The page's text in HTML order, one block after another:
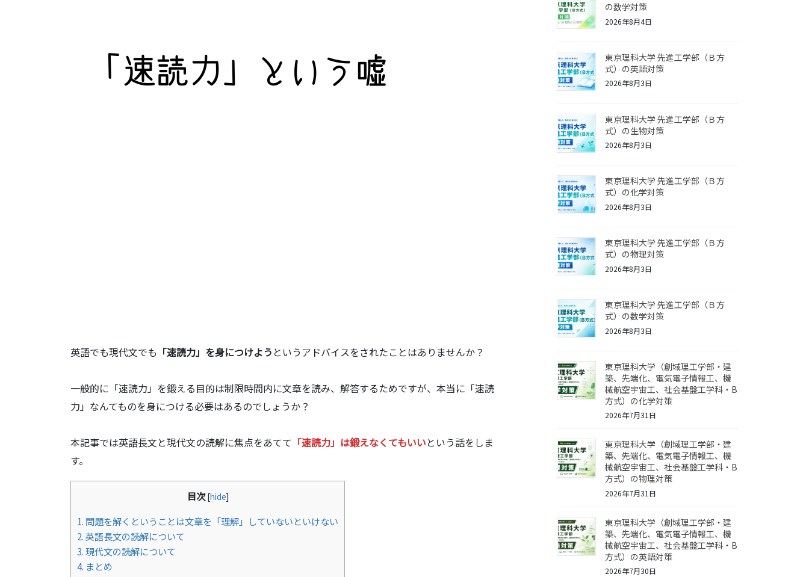
英語でも現代文でも 「速読力」を身につけよう というアドバイスをされたことはありませんか？
一般的に「速読力」を鍛える目的は制限時間内に文章を読み、解答するためですが、本当に「速読
力」なんてものを身につける必要はあるのでしょうか？
本記事では英語長文と現代文の読解に焦点をあてて 「速読力」は鍛えなくてもいいという話をしま
す。
目次 [hide]
1. 問題を解くということは文章を「理解」していないといけない
2.英語長文の読解について
3.現代文の読解について
4. まとめ
の数学対策
2026年8月4日
東京理科大学 先進工学部（Ｂ方
式）の英語対策
2026年8月3日
東京理科大学 先進工学部（Ｂ方
式）の生物対策
2026年8月3日
東京理科大学 先進工学部（Ｂ方
式）の化学対策
2026年8月3日
東京理科大学 先進工学部（Ｂ方
式）の物理対策
2026年8月3日
東京理科大学 先進工学部（Ｂ方
式）の数学対策
2026年8月3日
東京理科大学（創域理工学部・建
築、先端化、電気電子情報工、機
械航空宇宙工、社会基盤工学科・B
方式）の化学対策
2026年7月31日
東京理科大学（創域理工学部・建
築、先端化、電気電子情報工、機
械航空宇宙工、社会基盤工学科・B
方式）の物理対策
2026年7月31日
東京理科大学（創域理工学部・建
築、先端化、電気電子情報工、機
械航空宇宙工、社会基盤工学科・B
方式）の英語対策
2026年7月30日